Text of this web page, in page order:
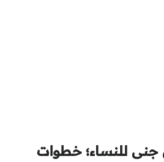
للنساء؛ خطوات